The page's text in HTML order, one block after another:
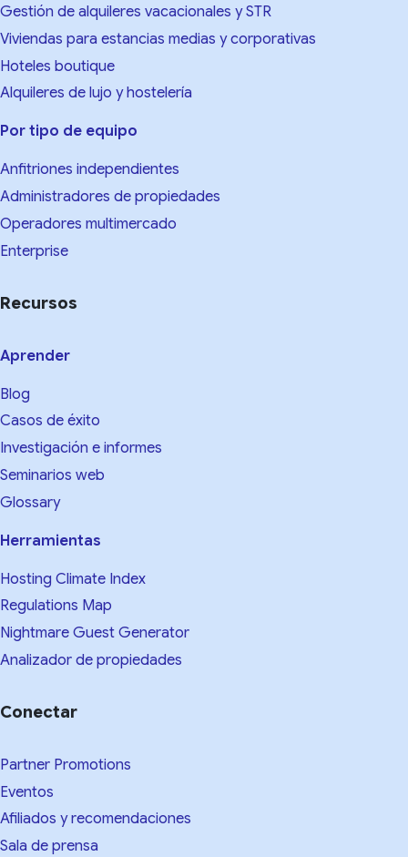
Gestión de alquileres vacacionales y STR
Viviendas para estancias medias y corporativas
Hoteles boutique
Alquileres de lujo y hostelería
Por tipo de equipo
Anfitriones independientes
Administradores de propiedades
Operadores multimercado
Enterprise
Recursos
Aprender
Blog
Casos de éxito
Investigación e informes
Seminarios web
Glossary
Herramientas
Hosting Climate Index
Regulations Map
Nightmare Guest Generator
Analizador de propiedades
Conectar
Partner Promotions
Eventos
Afiliados y recomendaciones
Sala de prensa